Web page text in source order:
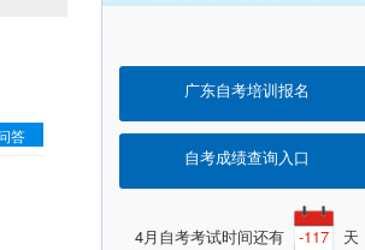
答
广东自考培训报名
自考成绩查询入口
4月自考考试时间还有 -117 天